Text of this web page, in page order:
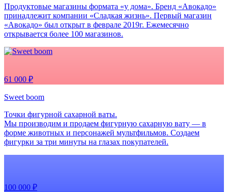
Продуктовые магазины формата «у дома». Бренд «Авокадо»
принадлежит компании «Сладкая жизнь». Первый магазин
«Авокадо» был открыт в феврале 2019г. Ежемесячно
открывается более 100 магазинов.
61 000 ₽
Sweet boom
Точки фигурной сахарной ваты.
Мы производим и продаем фигурную сахарную вату — в
форме животных и персонажей мультфильмов. Создаем
фигурки за три минуты на глазах покупателей.
100 000 ₽